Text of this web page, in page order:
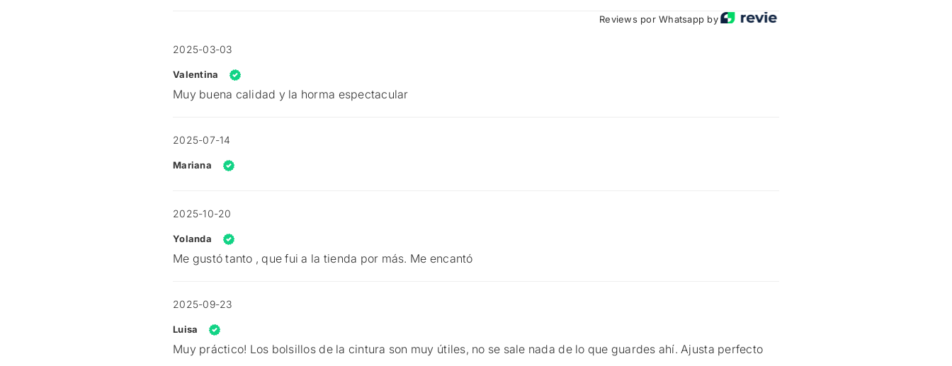
Reviews por Whatsapp by
2025-03-03
Valentina
Muy buena calidad y la horma espectacular
2025-07-14
Mariana
2025-10-20
Yolanda
Me gustó tanto , que fui a la tienda por más. Me encantó
2025-09-23
Luisa
Muy práctico! Los bolsillos de la cintura son muy útiles, no se sale nada de lo que guardes ahí. Ajusta perfecto